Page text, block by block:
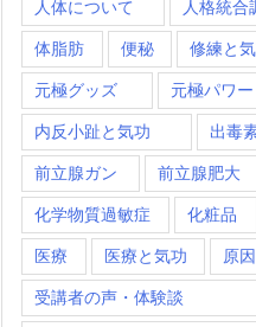
人体について 人格統合
体脂肪 便秘 修練と
元極グッズ 元極パワー
内反小趾と気功 出毒
前立腺ガン 前立腺肥大
化学物質過敏症 化粧品
医療 医療と気功 原
受講者の声・体験談